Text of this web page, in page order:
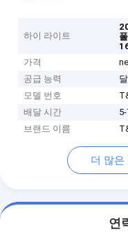
하이 라이트
가격
공급 능력
모델 번호
배달 시간
브랜드 이름
더 많은
연